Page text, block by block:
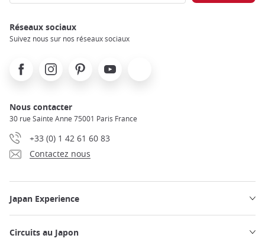
Réseaux sociaux
Suivez nous sur nos réseaux sociaux
FacebookInstagramPinterest Youtube
Nous contacter
30 rue Sainte Anne 75001 Paris France
+33 (0) 1 42 61 60 83
Contactez nous
Japan Experience
Circuits au Japon